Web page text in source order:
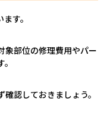
す。
象部位の修理費用やパー
認しておきましょう。